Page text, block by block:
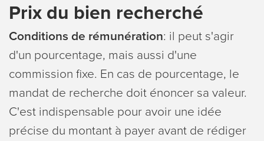
Prix du bien recherché
Conditions de rémunération: il peut s'agir
d'un pourcentage, mais aussi d'une
commission fixe. En cas de pourcentage, le
mandat de recherche doit énoncer sa valeur.
C'est indispensable pour avoir une idée
précise du montant à payer avant de rédiger